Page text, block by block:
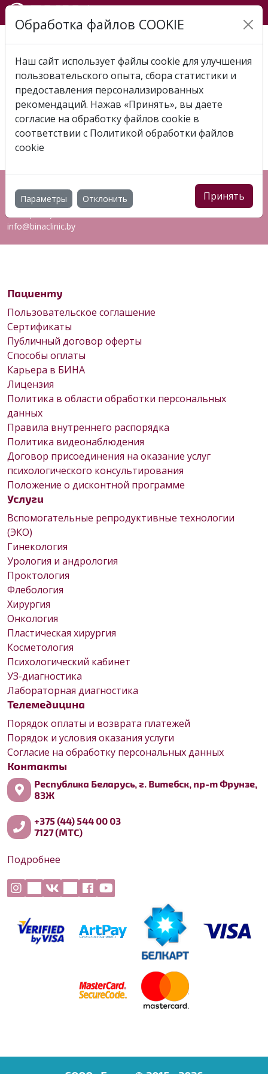
Главная Отзывы
Отзыв 2023-11-01 Марина -
Лысенко Ольга Викторовна
ОТЗЫВ 2023-11-01 МАРИНА
- ЛЫСЕНКО ОЛЬГА
ВИКТОРОВНА
Республика Беларусь, г. Витебск, пр-т Фрунзе, 83Ж
+375 (44) 544 00 03
info@binaclinic.by
Пациенту
Пользовательское соглашение
Сертификаты
Публичный договор оферты
Способы оплаты
Карьера в БИНА
Лицензия
Политика в области обработки персональных
данных
Правила внутреннего распорядка
Политика видеонаблюдения
Договор присоединения на оказание услуг
психологического консультирования
Положение о дисконтной программе
Услуги
Вспомогательные репродуктивные технологии
(ЭКО)
Гинекология
Урология и андрология
Проктология
Флебология
Хирургия
Онкология
Пластическая хирургия
Косметология
Психологический кабинет
УЗ-диагностика
Лабораторная диагностика
Телемедицина
Порядок оплаты и возврата платежей
Порядок и условия оказания услуги
Согласие на обработку персональных данных
Контакты
Республика Беларусь, г. Витебск, пр-т Фрунзе,
83Ж
+375 (44) 544 00 03
7127 (МТС)
Подробнее
Обработка файлов COOKIE
Наш сайт использует файлы cookie для улучшения
пользовательского опыта, сбора статистики и
предоставления персонализированных
рекомендаций. Нажав «Принять», вы даете
согласие на обработку файлов cookie в
соответствии с Политикой обработки файлов
cookie
Параметры Отклонить Принять